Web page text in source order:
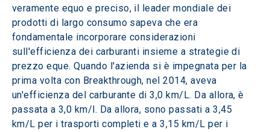
veramente equo e preciso, il leader mondiale dei
prodotti di largo consumo sapeva che era
fondamentale incorporare considerazioni
sull'efficienza dei carburanti insieme a strategie di
prezzo eque. Quando l'azienda si è impegnata per la
prima volta con Breakthrough, nel 2014, aveva
un'efficienza del carburante di 3,0 km/L. Da allora, è
passata a 3,0 km/l. Da allora, sono passati a 3,45
km/L per i trasporti completi e a 3,15 km/L per i